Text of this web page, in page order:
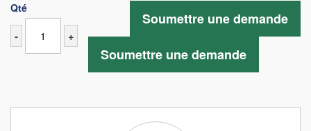
Qté
- +
Soumettre une demande
Soumettre une demande